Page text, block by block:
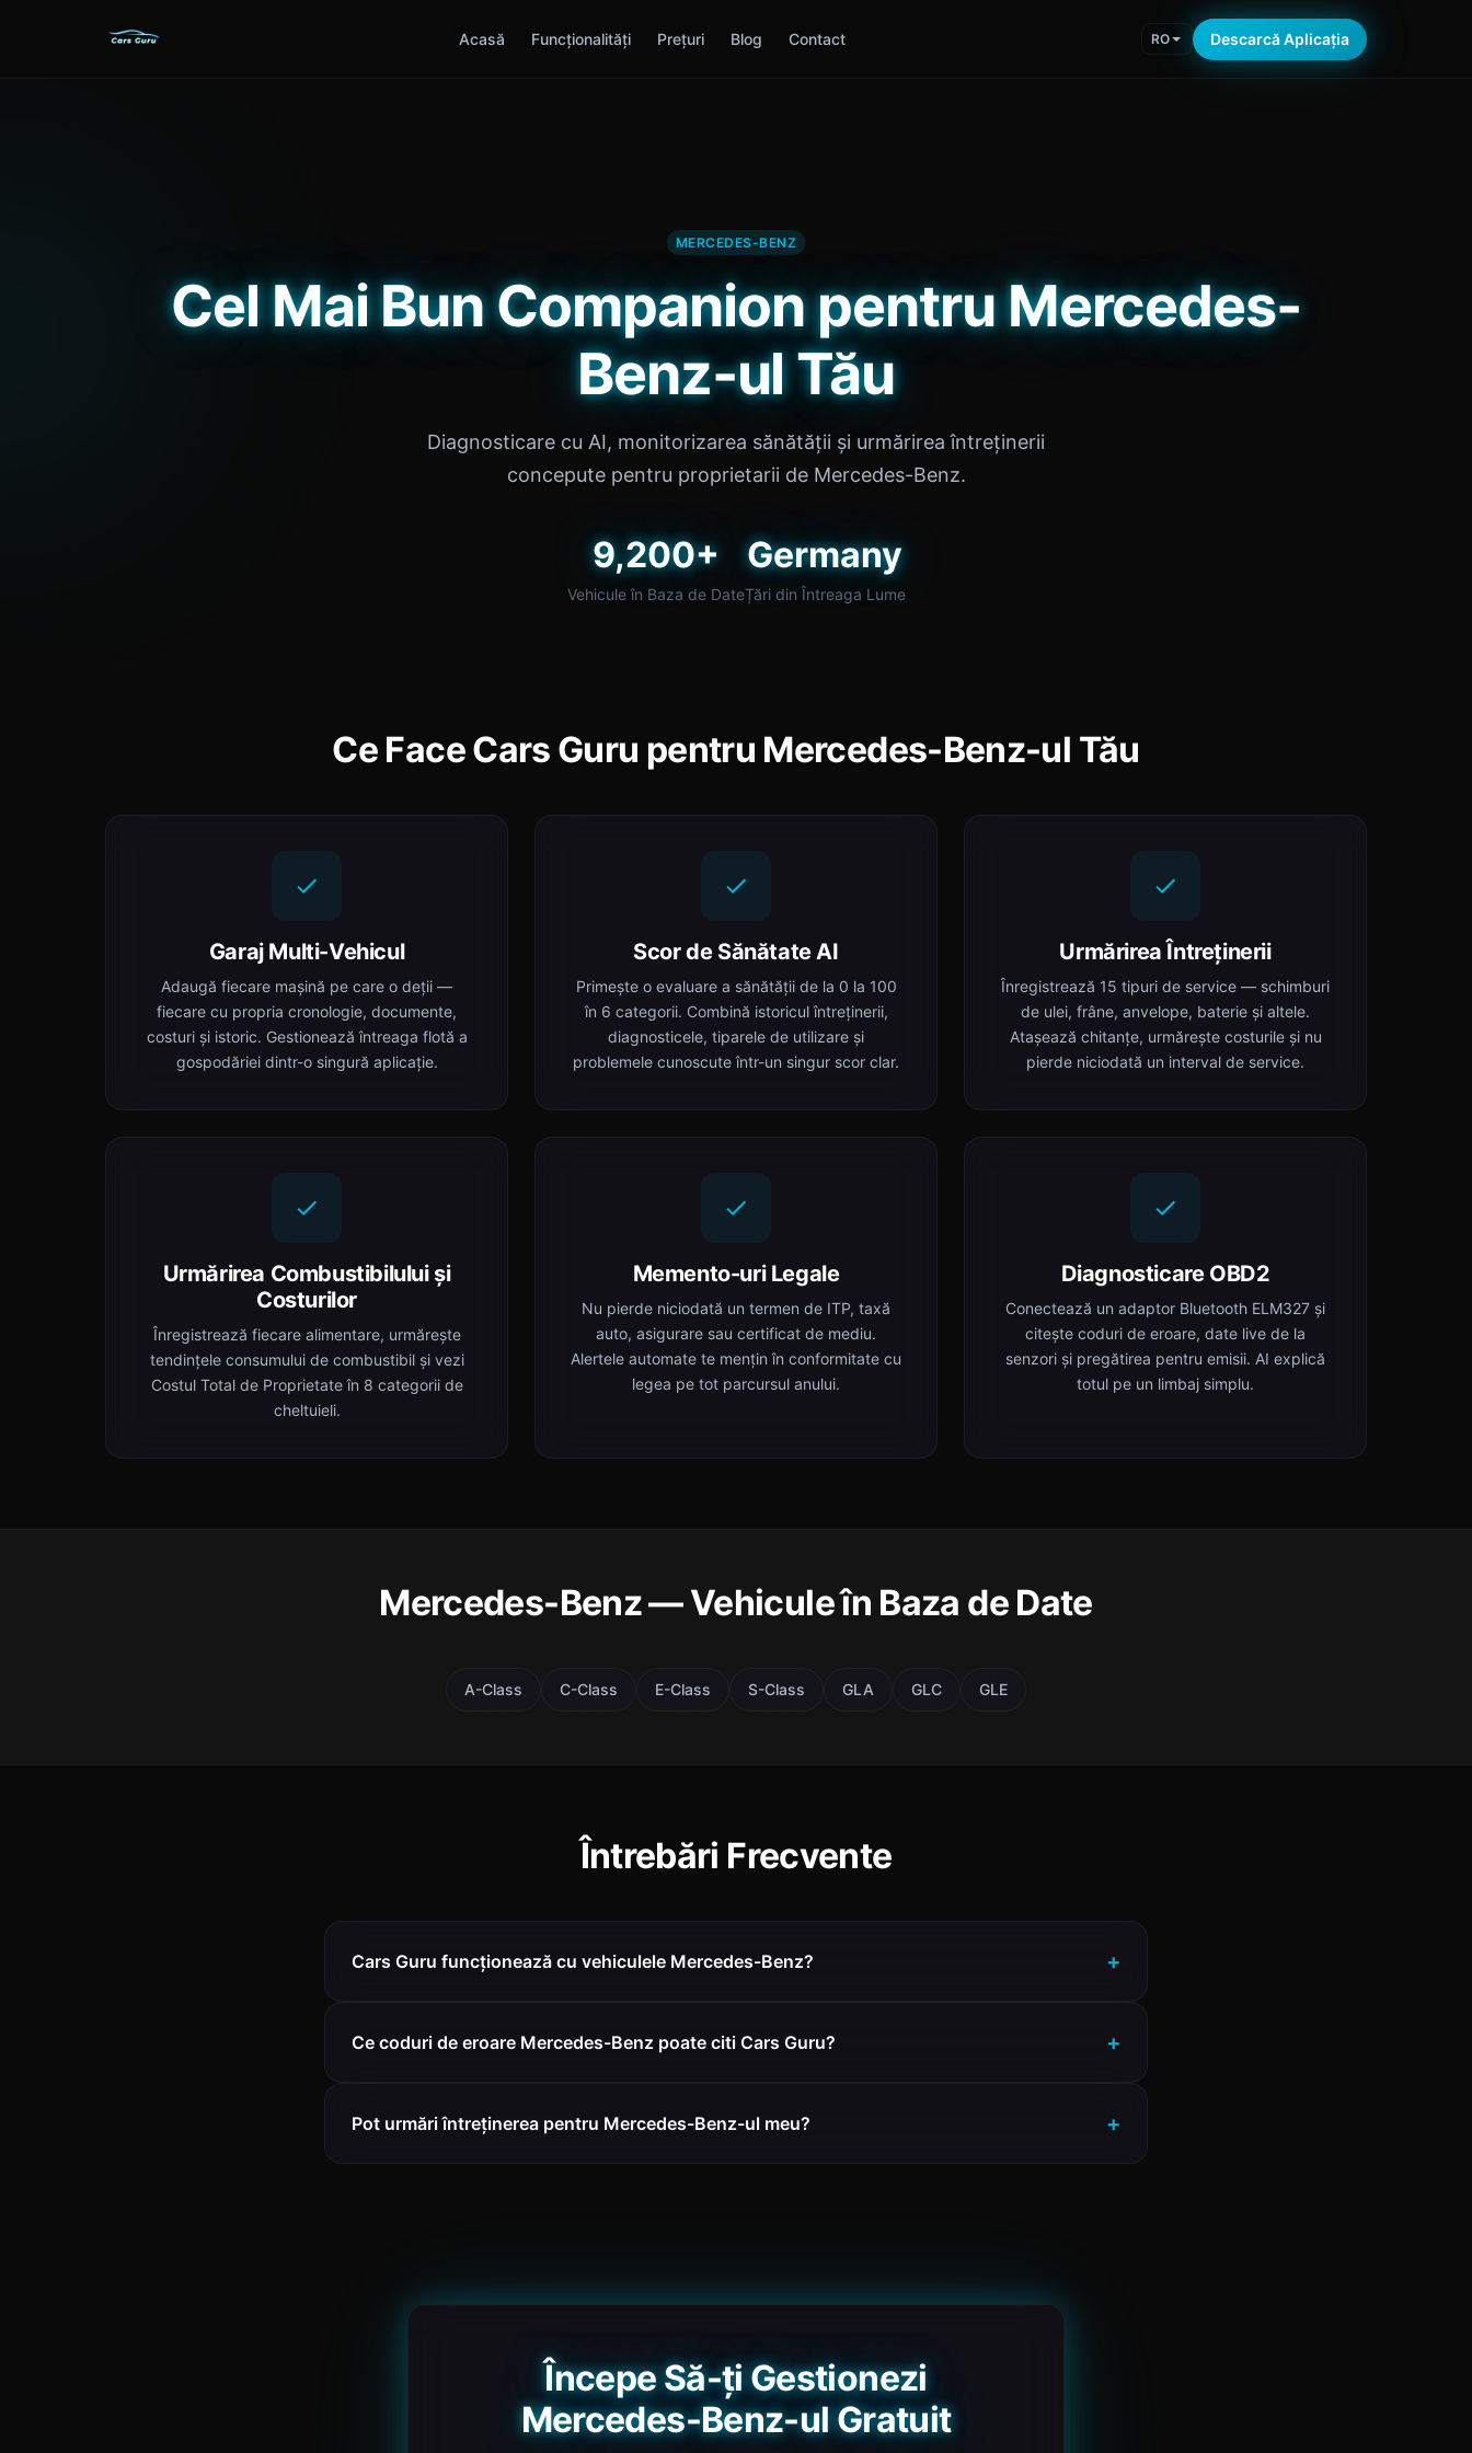
Acasă Funcționalități Prețuri Blog Contact RO Descarcă Aplicația
MERCEDES-BENZ
Cel Mai Bun Companion pentru Mercedes-
Benz-ul Tău
Diagnosticare cu AI, monitorizarea sănătății și urmărirea întreținerii
concepute pentru proprietarii de Mercedes-Benz.
9,200+
Vehicule în Baza de Date
Germany
Țări din Întreaga Lume
Ce Face Cars Guru pentru Mercedes-Benz-ul Tău
Garaj Multi-Vehicul
Adaugă fiecare mașină pe care o deții —
fiecare cu propria cronologie, documente,
costuri și istoric. Gestionează întreaga flotă a
gospodăriei dintr-o singură aplicație.
Scor de Sănătate AI
Primește o evaluare a sănătății de la 0 la 100
în 6 categorii. Combină istoricul întreținerii,
diagnosticele, tiparele de utilizare și
problemele cunoscute într-un singur scor clar.
Urmărirea Întreținerii
Înregistrează 15 tipuri de service — schimburi
de ulei, frâne, anvelope, baterie și altele.
Atașează chitanțe, urmărește costurile și nu
pierde niciodată un interval de service.
Urmărirea Combustibilului și
Costurilor
Înregistrează fiecare alimentare, urmărește
tendințele consumului de combustibil și vezi
Costul Total de Proprietate în 8 categorii de
cheltuieli.
Memento-uri Legale
Nu pierde niciodată un termen de ITP, taxă
auto, asigurare sau certificat de mediu.
Alertele automate te mențin în conformitate cu
legea pe tot parcursul anului.
Diagnosticare OBD2
Conectează un adaptor Bluetooth ELM327 și
citește coduri de eroare, date live de la
senzori și pregătirea pentru emisii. AI explică
totul pe un limbaj simplu.
Mercedes-Benz — Vehicule în Baza de Date
A-Class C-Class E-Class S-Class GLA GLC GLE
Întrebări Frecvente
Cars Guru funcționează cu vehiculele Mercedes-Benz?
Ce coduri de eroare Mercedes-Benz poate citi Cars Guru?
Pot urmări întreținerea pentru Mercedes-Benz-ul meu?
Începe Să-ți Gestionezi
Mercedes-Benz-ul Gratuit